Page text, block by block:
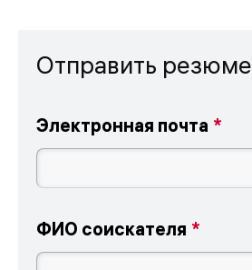
Отправить резюме
Электронная почта
ФИО соискателя